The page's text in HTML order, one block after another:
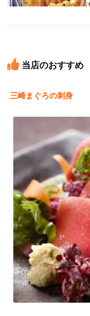
当店のおすすめ
三崎まぐろの刺身